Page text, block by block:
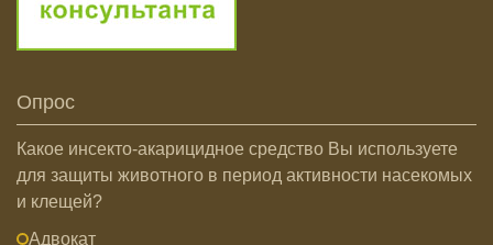
Опрос
Какое инсекто-акарицидное средство Вы используете
для защиты животного в период активности насекомых
и клещей?
Адвокат